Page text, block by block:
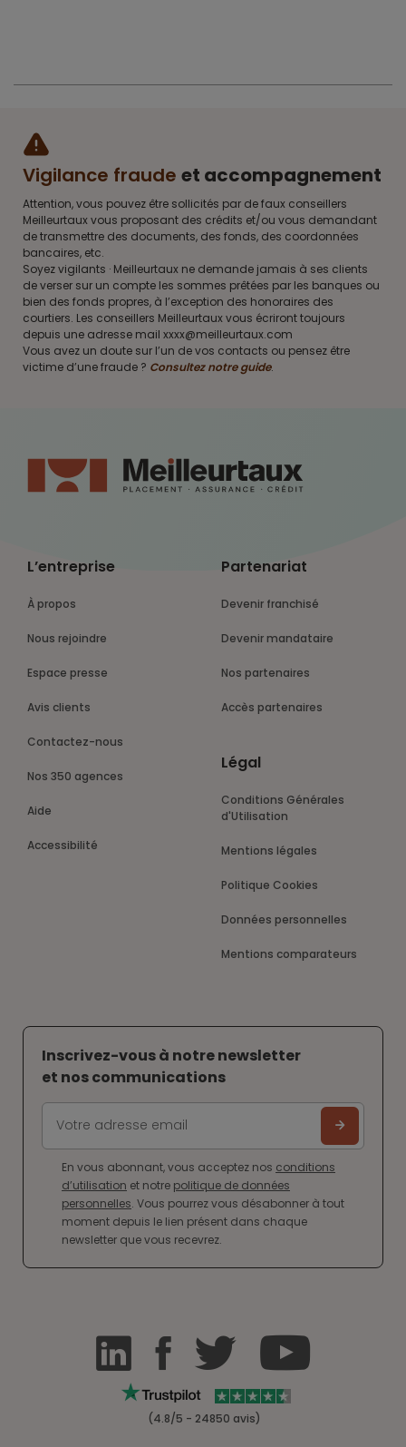
Vigilance fraude et accompagnement
Attention, vous pouvez être sollicités par de faux conseillers
Meilleurtaux vous proposant des crédits et/ou vous demandant
de transmettre des documents, des fonds, des coordonnées
bancaires, etc.
Soyez vigilants · Meilleurtaux ne demande jamais à ses clients
de verser sur un compte les sommes prêtées par les banques ou
bien des fonds propres, à l’exception des honoraires des
courtiers. Les conseillers Meilleurtaux vous écriront toujours
depuis une adresse mail xxxx@meilleurtaux.com
Vous avez un doute sur l’un de vos contacts ou pensez être
victime d’une fraude ? Consultez notre guide.
L’entreprise
À propos
Nous rejoindre
Espace presse
Avis clients
Contactez-nous
Nos 350 agences
Aide
Accessibilité
Partenariat
Devenir franchisé
Devenir mandataire
Nos partenaires
Accès partenaires
Légal
Conditions Générales
d'Utilisation
Mentions légales
Politique Cookies
Données personnelles
Mentions comparateurs
Inscrivez-vous à notre newsletter
et nos communications
En vous abonnant, vous acceptez nos conditions
d’utilisation et notre politique de données
personnelles. Vous pourrez vous désabonner à tout
moment depuis le lien présent dans chaque
newsletter que vous recevrez.
(4.8/5 - 24850 avis)